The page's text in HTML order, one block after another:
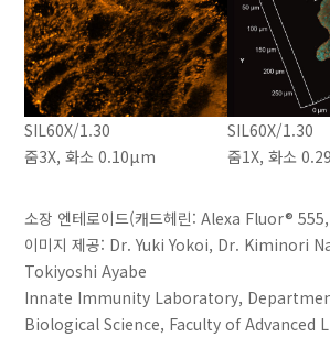
SIL60X/1.30
줌3X, 화소 0.10μm
SIL60X/1.30
줌1X, 화소
소장 엔테로이드(캐드헤린: Alexa Fluor®
이미지 제공: Dr. Yuki Yokoi, Dr. Kiminori
Tokiyoshi Ayabe
Innate Immunity Laboratory,
Biological Science, Faculty of Advanced